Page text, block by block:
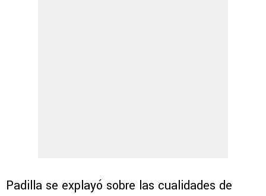
Padilla se explayó sobre las cualidades de